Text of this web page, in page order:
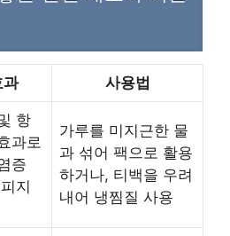
과 사용법
항
과로
증
지
가루를 미지근한 물
과 섞어 팩으로 활용
하거나, 티백을 우려
내어 냉찜질 사용